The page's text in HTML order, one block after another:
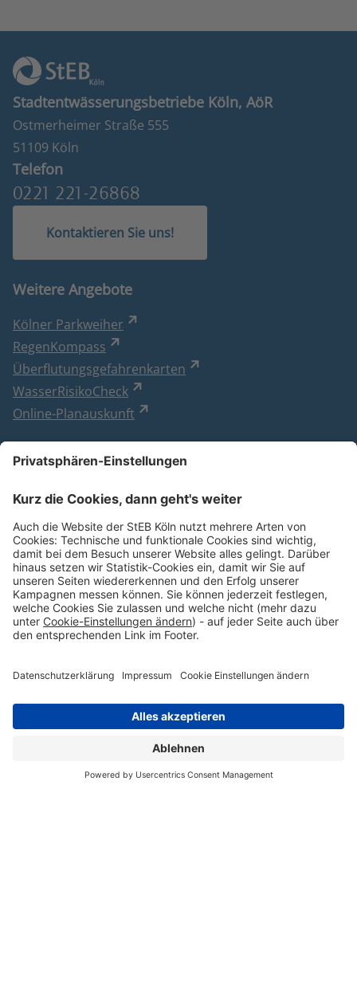
Stadtentwässerungsbetriebe Köln, AöR
Ostmerheimer Straße 555
51109 Köln
Telefon
0221 221-26868
Kontaktieren Sie uns!
Weitere Angebote
Kölner Parkweiher
RegenKompass
Überflutungsgefahrenkarten
WasserRisikoCheck
Online-Planauskunft
Besuchen Sie uns
ImpressumDatenschutzerklärungCookie Einstellungen
Barrierefreiheitserklärung
Zum Seitenanfang